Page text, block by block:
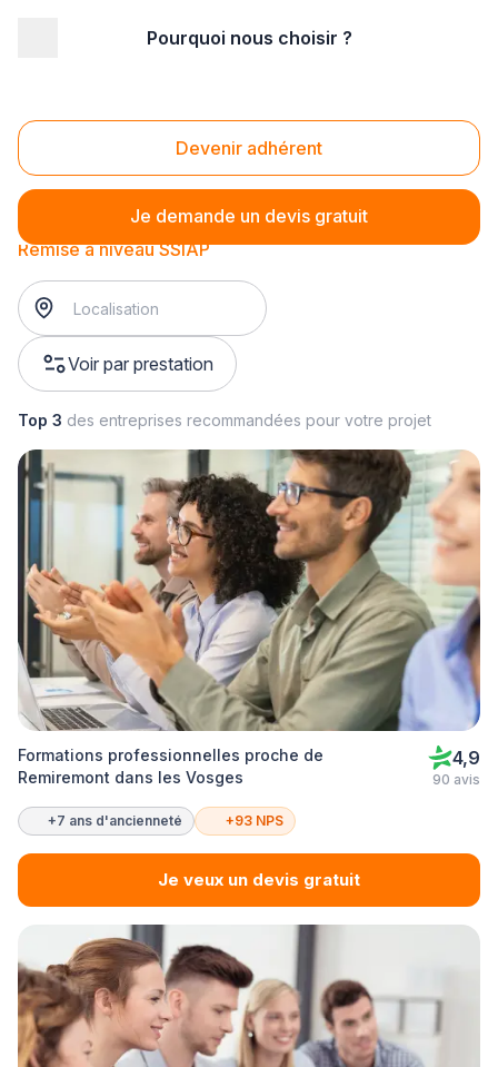
Pourquoi nous choisir ?
Devenir adhérent
Je demande un devis gratuit
Remise à niveau SSIAP
Remise à niveau SSIAP
Voir par prestation
Top 3 des entreprises recommandées pour votre projet
Formations professionnelles proche de
Remiremont dans les Vosges
4,9
90 avis
+7 ans d'ancienneté +93 NPS
Je veux un devis gratuit